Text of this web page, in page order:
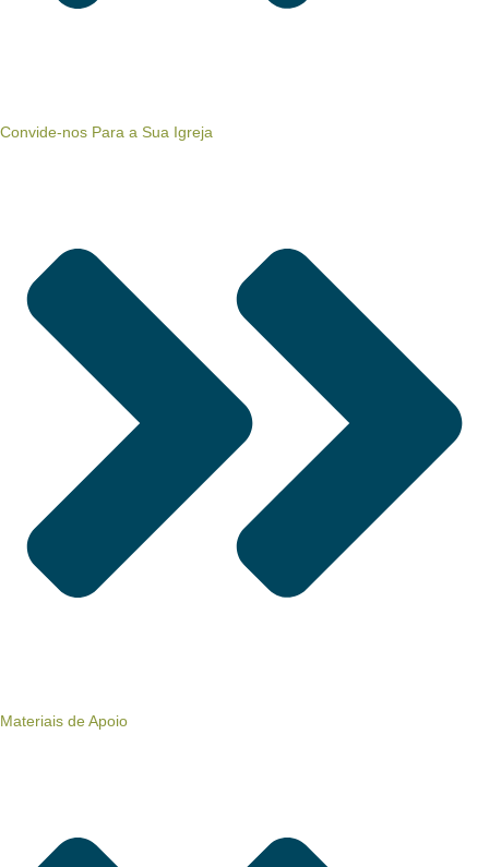
Convide-nos Para a Sua Igreja
Materiais de Apoio